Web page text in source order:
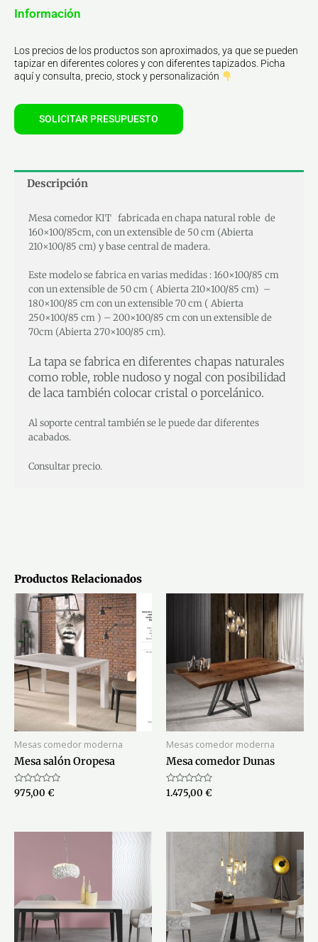
Información
Los precios de los productos son aproximados, ya que se pueden
tapizar en diferentes colores y con diferentes tapizados. Picha
aquí y consulta, precio, stock y personalización
SOLICITAR PRESUPUESTO
Descripción
Mesa comedor KIT fabricada en chapa natural roble de
160×100/85cm, con un extensible de 50 cm (Abierta
210×100/85 cm) y base central de madera.
Este modelo se fabrica en varias medidas : 160×100/85 cm
con un extensible de 50 cm ( Abierta 210×100/85 cm) –
180×100/85 cm con un extensible 70 cm ( Abierta
250×100/85 cm ) – 200×100/85 cm con un extensible de
70cm (Abierta 270×100/85 cm).
La tapa se fabrica en diferentes chapas naturales
como roble, roble nudoso y nogal con posibilidad
de laca también colocar cristal o porcelánico.
Al soporte central también se le puede dar diferentes
acabados.
Consultar precio.
Productos Relacionados
Mesas comedor moderna
Mesa salón Oropesa
Valorado
con
975,00 €
Mesas comedor moderna
Mesa comedor Dunas
Valorado
con
1.475,00 €